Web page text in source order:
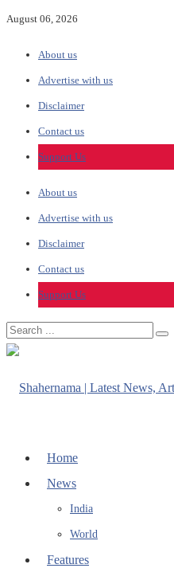
August 06, 2026
About us
Advertise with us
Disclaimer
Contact us
Support Us
About us
Advertise with us
Disclaimer
Contact us
Support Us
Home
News
India
World
Features